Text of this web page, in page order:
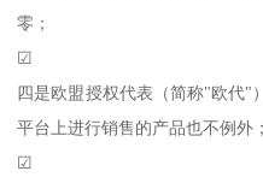
零；
☑
四是欧盟授权代表（简称"欧代"
平台上进行销售的产品也不例外；
☑